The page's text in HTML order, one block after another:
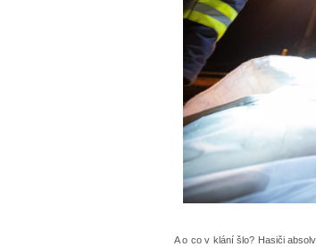
A o co v klání šlo? Hasiči